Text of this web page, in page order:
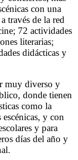
con una
través de la red
72 actividades
literarias;
didácticas y
muy diverso y
donde tienen
como la
y con
y para
días del año y